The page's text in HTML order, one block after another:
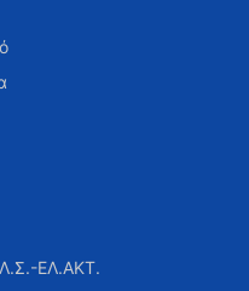
Λ.Σ.-ΕΛ.ΑΚΤ.